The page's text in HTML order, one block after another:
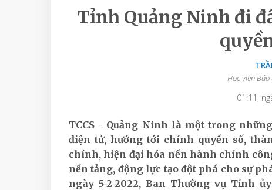
Tỉnh Quảng Ninh đi
Học viện Báo
01:11,
TCCS - Quảng Ninh là một trong
điện tử, hướng tới chính quyền số,
chính, hiện đại hóa nền hành chính
nền tảng, động lực tạo đột phá cho sự
ngày 5-2-2022, Ban Thường vụ Tỉnh